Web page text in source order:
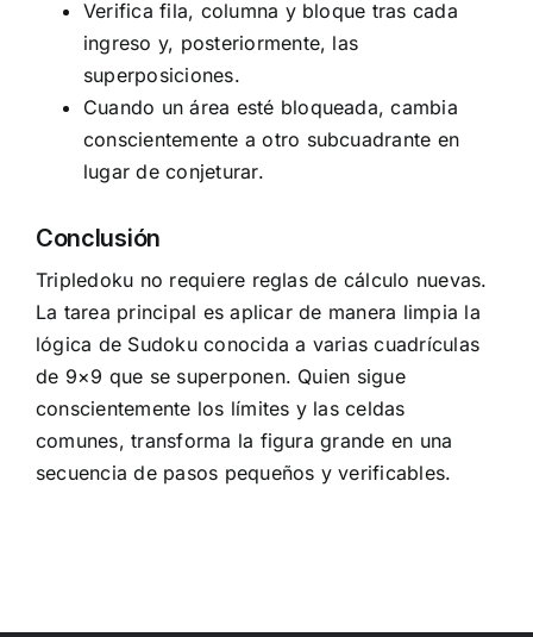
Verifica fila, columna y bloque tras cada
ingreso y, posteriormente, las
superposiciones.
Cuando un área esté bloqueada, cambia
conscientemente a otro subcuadrante en
lugar de conjeturar.
Conclusión
Tripledoku no requiere reglas de cálculo nuevas.
La tarea principal es aplicar de manera limpia la
lógica de Sudoku conocida a varias cuadrículas
de 9×9 que se superponen. Quien sigue
conscientemente los límites y las celdas
comunes, transforma la figura grande en una
secuencia de pasos pequeños y verificables.